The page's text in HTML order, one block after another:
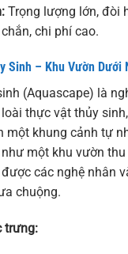
Trọng lượng lớn, đòi
chi phí cao.
Sinh – Khu Vườn Dưới
(Aquascape) là
thực vật thủy
một khung cảnh tự
một khu vườn
các nghệ nhân
chuộng.
trưng: